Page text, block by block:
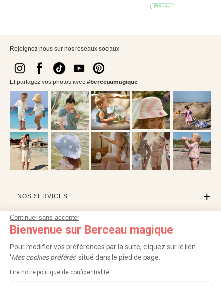
Continuer sans accepter
Bienvenue sur Berceau magique
Pour modifier vos préférences par la suite, cliquez sur le lien
'Mes cookies préférés' situé dans le pied de page.
Lire notre politique de confidentialité
Rejoignez-nous sur nos réseaux sociaux
Et partagez vos photos avec #berceaumagique
NOS SERVICES
INFORMATIONS
PROFESSIONNELS